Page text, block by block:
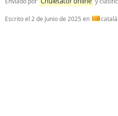
Escrito el 2 de Junio de 2025 en